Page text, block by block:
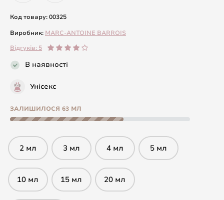
Код товару: 00325
Виробник: MARC-ANTOINE BARROIS
Відгуків: 5
В наявності
Унісекс
ЗАЛИШИЛОСЯ 63 МЛ
2 мл 3 мл 4 мл 5 мл
10 мл 15 мл 20 мл